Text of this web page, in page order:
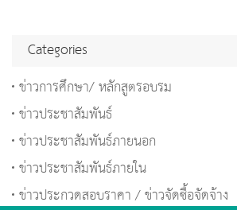
Categories
ข่าวการศึกษา/ หลักสูตรอบรม
ข่าวประชาสัมพันธ์
ข่าวประชาสัมพันธ์ภายนอก
ข่าวประชาสัมพันธ์ภายใน
ข่าวประกวดสอบราคา / ข่าวจัดซื้อจัดจ้าง